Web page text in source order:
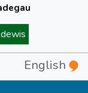
English